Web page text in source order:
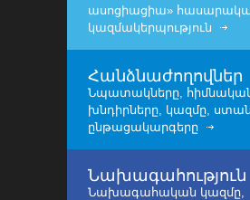
ասոցիացիա»
կազմակերպություն
Հանձնաժողովներ
Նպատակները,
խնդիրները, կազմը,
ընթացակարգերը
Նախագահություն
Նախագահական կազմը,